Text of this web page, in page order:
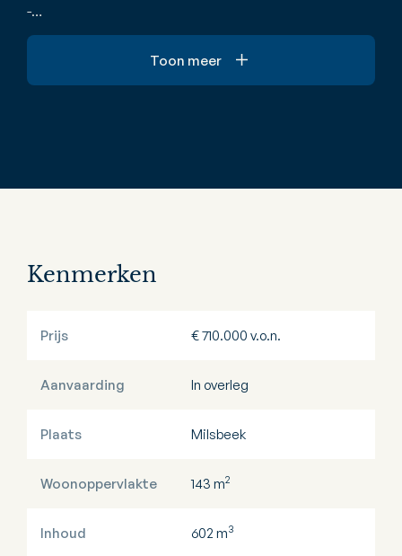
-…
Toon meer
Kenmerken
Prijs € 710.000 v.o.n.
Aanvaarding In overleg
Plaats Milsbeek
Woonoppervlakte 143 m2
Inhoud 602 m3